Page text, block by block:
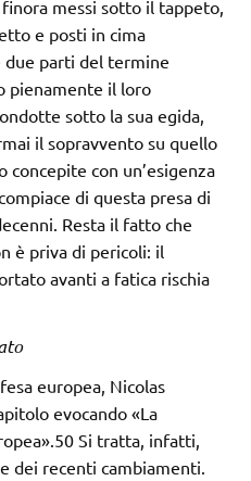
messi sotto il tappeto,
e posti in cima
due parti del termine
pienamente il loro
sotto la sua egida,
il sopravvento su quello
con un’esigenza
di questa presa di
Resta il fatto che
è priva di pericoli: il
avanti a fatica rischia
europea, Nicolas
evocando «La
Si tratta, infatti,
dei recenti cambiamenti.